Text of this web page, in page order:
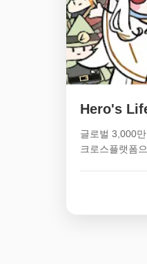
Hero's
글로벌 3,000
크로스플랫폼